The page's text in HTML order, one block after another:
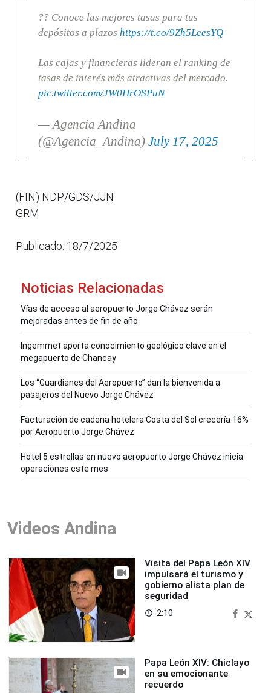
?? Conoce las mejores tasas para tus
depósitos a plazos https://t.co/9Zh5LeesYQ
Las cajas y financieras lideran el ranking de
tasas de interés más atractivas del mercado.
pic.twitter.com/JW0HrOSPuN
— Agencia Andina
(@Agencia_Andina) July 17, 2025
(FIN) NDP/GDS/JJN
GRM
Publicado: 18/7/2025
Noticias Relacionadas
Vías de acceso al aeropuerto Jorge Chávez serán
mejoradas antes de fin de año
Ingemmet aporta conocimiento geológico clave en el
megapuerto de Chancay
Los “Guardianes del Aeropuerto” dan la bienvenida a
pasajeros del Nuevo Jorge Chávez
Facturación de cadena hotelera Costa del Sol crecería 16%
por Aeropuerto Jorge Chávez
Hotel 5 estrellas en nuevo aeropuerto Jorge Chávez inicia
operaciones este mes
Videos Andina
Visita del Papa León XIV
impulsará el turismo y
gobierno alista plan de
seguridad
access_time 2:10
Papa León XIV: Chiclayo
en su emocionante
recuerdo